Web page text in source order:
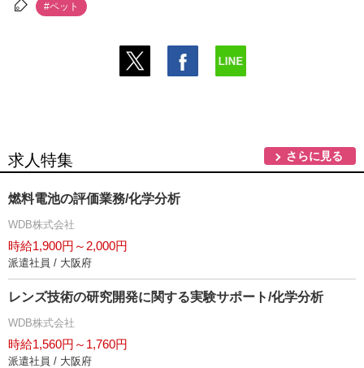
#ペット
求人特集 さらに見る
燃料電池の評価業務/化学分析
WDB株式会社
時給1,900円～2,000円
派遣社員 / 大阪府
レンズ技術の研究開発に関する実験サポート/化学分析
WDB株式会社
時給1,560円～1,760円
派遣社員 / 大阪府